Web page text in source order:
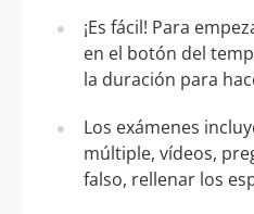
¡Es fácil! Para
en el botón del
la duración para
Los exámenes
múltiple, vídeos,
falso, rellenar los